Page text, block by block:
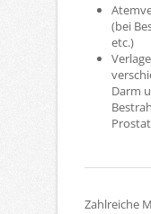
(bei
etc.)
Darm
Zahlreiche